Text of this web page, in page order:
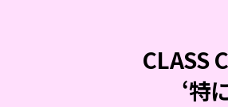
CLASS
‘特